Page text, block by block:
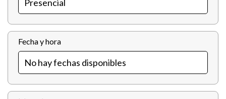
Fecha y hora